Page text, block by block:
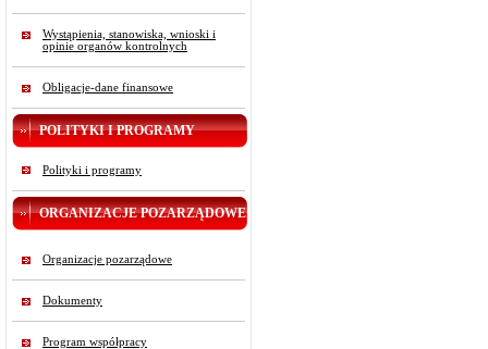
Wystąpienia, stanowiska, wnioski i
opinie organów kontrolnych
Obligacje-dane finansowe
POLITYKI I PROGRAMY
Polityki i programy
ORGANIZACJE POZARZĄDOWE
Organizacje pozarządowe
Dokumenty
Program współpracy